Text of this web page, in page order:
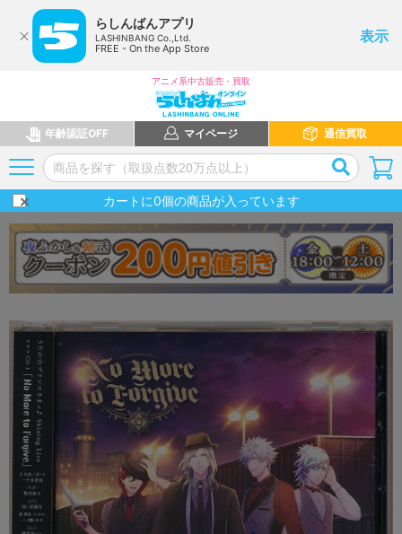
らしんばんアプリ
LASHINBANG Co.,Ltd.
FREE - On the App Store
表示
アニメ系中古販売・買取
年齢認証OFF マイページ 通信買取
カートに0個の商品が入っています